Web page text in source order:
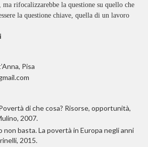
ma rifocalizzarebbe la questione su quello che
la questione chiave, quella di un lavoro
Pisa
di che cosa? Risorse, opportunità,
2007.
non basta. La povertà in Europa negli anni
2015.